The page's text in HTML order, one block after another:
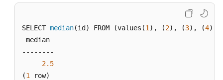
数
和
作
符
SELECT median(id) FROM (values(1 ), (2), (3), (4),
median
--------
2.5
(1 row)